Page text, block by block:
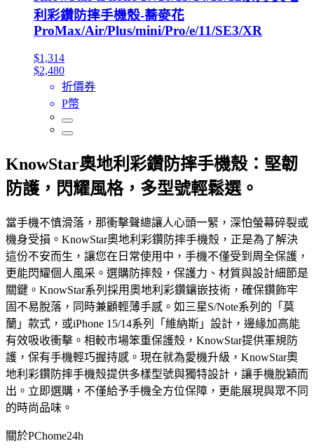
利彩鑽防摔手機殼-蕎麥花
ProMax/Air/Plus/mini/Pro/e/11/SE3/XR
$1,314
$2,480
折價券
P幣
KnowStar奧地利彩鑽防摔手機殼：堅韌
防護，閃耀風格，多型號輕鬆選。
當手機不慎滑落，那衝擊聲總讓人心頭一緊，深怕螢幕碎裂或
機身受損。KnowStar奧地利彩鑽防摔手機殼，正是為了解決
這份不安而生，讓您在日常使用中，手機不僅受到周全保護，
更能閃耀個人風采。選購防摔殼，保護力、材質與設計細節是
關鍵。KnowStar系列採用奧地利彩鑽鑲嵌技術，確保鑽飾牢
固不易脫落，同時兼顧輕薄手感。如三星S/Note系列的「莫
蘭」款式，或iPhone 15/14系列「維納斯」設計，邊緣加高能
有效吸收衝擊。相較市場笨重保護殼，KnowStar提供軍規防
護，保有手機輕巧握持感。現在就為愛機升級，KnowStar奧
地利彩鑽防摔手機殼提供多樣型號與獨特設計，讓手機脫穎而
出。立即選購，不僅給予手機全方位保障，更能展現與眾不同
的時尚品味。
關於PChome24h